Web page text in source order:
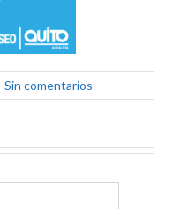
Sin comentarios